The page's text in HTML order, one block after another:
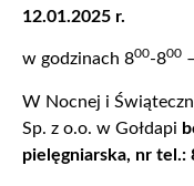
12.01.2025 r.
w godzinach 800-800
W Nocnej i
Sp. z o.o. w Gołdapi
pielęgniarska, nr tel.: